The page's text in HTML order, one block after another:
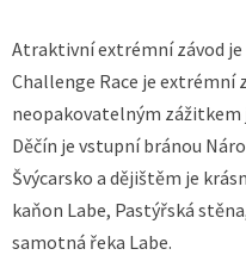
Atraktivní extrémní závod
Challenge Race je extrémní
neopakovatelným zážitkem
Děčín je vstupní bránou
Švýcarsko a dějištěm je
kaňon Labe, Pastýřská
samotná řeka Labe.